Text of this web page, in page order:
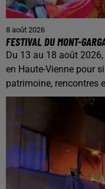
8 août 2026
FESTIVAL DU MONT-
Du 13 au 18 août
en Haute-Vienne pour
patrimoine, rencontres